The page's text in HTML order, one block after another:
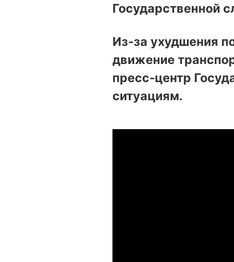
Государственной
Из-за ухудшения
движение
пресс-центр
ситуациям.